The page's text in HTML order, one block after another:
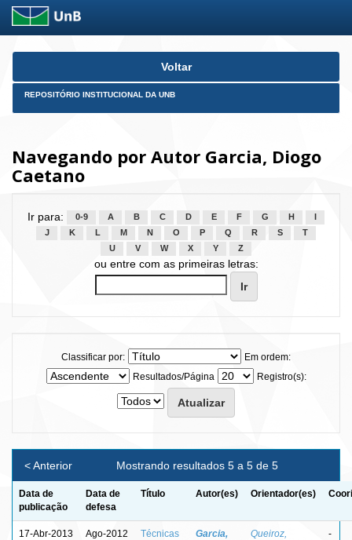
Skip
Voltar
REPOSITÓRIO INSTITUCIONAL DA UNB
Navegando por Autor Garcia, Diogo
Caetano
Ir para: 0-9 A B C D E F G H
J
K L M N O P Q R S
T
U
V W X Y Z
ou entre com as primeiras letras:
Classificar por:
Em ordem:
Resultados/Página
Registro(s):
Mostrando resultados 5 a 5 de 5
< Anterior
Data de
publicação
Data de
defesa
Título Autor(es) Orientador(es)
17-Abr-2013 Ago-2012
Técnicas
Garcia,
Queiroz,
-